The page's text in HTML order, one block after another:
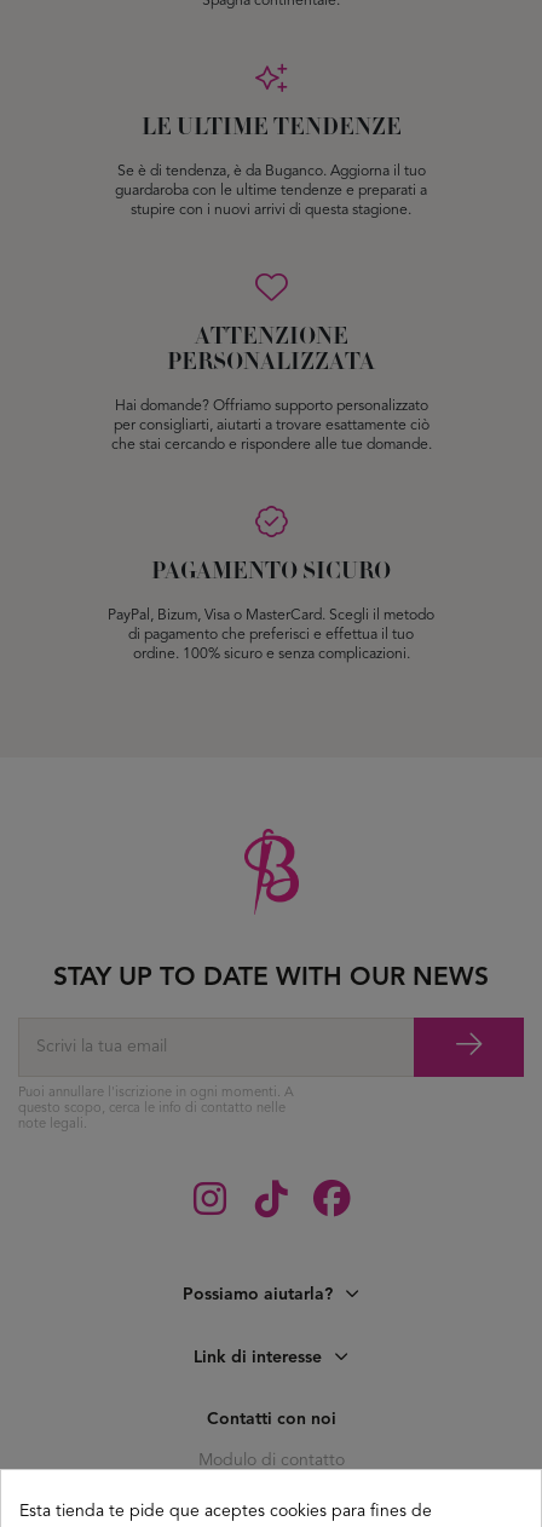
LE ULTIME TENDENZE
Se è di tendenza, è da Buganco. Aggiorna il tuo
guardaroba con le ultime tendenze e preparati a
stupire con i nuovi arrivi di questa stagione.
ATTENZIONE
PERSONALIZZATA
Hai domande? Offriamo supporto personalizzato
per consigliarti, aiutarti a trovare esattamente ciò
che stai cercando e rispondere alle tue domande.
PAGAMENTO SICURO
PayPal, Bizum, Visa o MasterCard. Scegli il metodo
di pagamento che preferisci e effettua il tuo
ordine. 100% sicuro e senza complicazioni.
Possiamo aiutarla?
Link di interesse
Contatti con noi
Modulo di contatto
STAY UP TO DATE WITH OUR NEWS
Puoi annullare l'iscrizione in ogni momenti. A
questo scopo, cerca le info di contatto nelle
note legali.
Esta tienda te pide que aceptes cookies para fines de